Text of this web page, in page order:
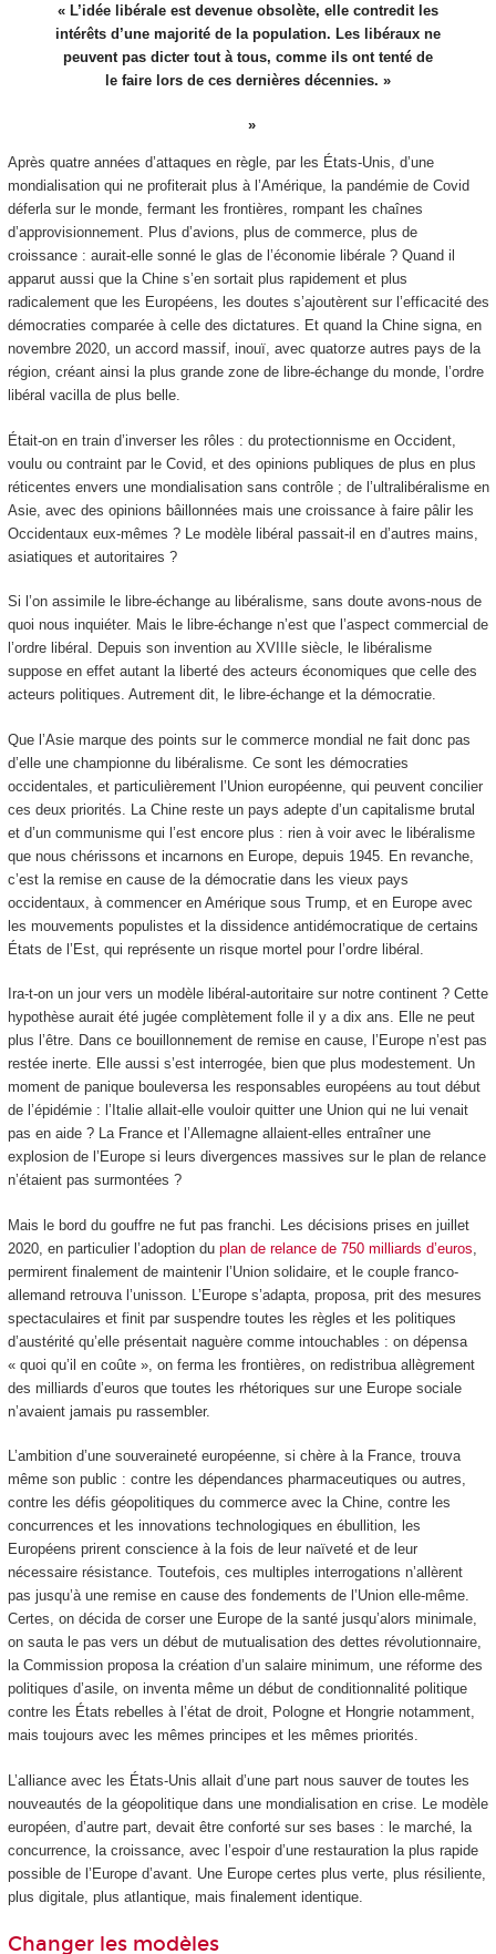
« L’idée libérale est devenue obsolète, elle contredit les
intérêts d’une majorité de la population. Les libéraux ne
peuvent pas dicter tout à tous, comme ils ont tenté de
le faire lors de ces dernières décennies. »
Après quatre années d’attaques en règle, par les États-Unis, d’une
mondialisation qui ne profiterait plus à l’Amérique, la pandémie de Covid
déferla sur le monde, fermant les frontières, rompant les chaînes
d’approvisionnement. Plus d’avions, plus de commerce, plus de
croissance : aurait-elle sonné le glas de l’économie libérale ? Quand il
apparut aussi que la Chine s’en sortait plus rapidement et plus
radicalement que les Européens, les doutes s’ajoutèrent sur l’efficacité des
démocraties comparée à celle des dictatures. Et quand la Chine signa, en
novembre 2020, un accord massif, inouï, avec quatorze autres pays de la
région, créant ainsi la plus grande zone de libre-échange du monde, l’ordre
libéral vacilla de plus belle.
Était-on en train d’inverser les rôles : du protectionnisme en Occident,
voulu ou contraint par le Covid, et des opinions publiques de plus en plus
réticentes envers une mondialisation sans contrôle ; de l’ultralibéralisme en
Asie, avec des opinions bâillonnées mais une croissance à faire pâlir les
Occidentaux eux-mêmes ? Le modèle libéral passait-il en d’autres mains,
asiatiques et autoritaires ?
Si l’on assimile le libre-échange au libéralisme, sans doute avons-nous de
quoi nous inquiéter. Mais le libre-échange n’est que l’aspect commercial de
l’ordre libéral. Depuis son invention au XVIII esiècle, le libéralisme
suppose en effet autant la liberté des acteurs économiques que celle des
acteurs politiques. Autrement dit, le libre-échange et la démocratie.
Que l’Asie marque des points sur le commerce mondial ne fait donc pas
d’elle une championne du libéralisme. Ce sont les démocraties
occidentales, et particulièrement l’Union européenne, qui peuvent concilier
ces deux priorités. La Chine reste un pays adepte d’un capitalisme brutal
et d’un communisme qui l’est encore plus : rien à voir avec le libéralisme
que nous chérissons et incarnons en Europe, depuis 1945. En revanche,
c’est la remise en cause de la démocratie dans les vieux pays
occidentaux, à commencer en Amérique sous Trump, et en Europe avec
les mouvements populistes et la dissidence antidémocratique de certains
États de l’Est, qui représente un risque mortel pour l’ordre libéral.
Ira-t-on un jour vers un modèle libéral-autoritaire sur notre continent ? Cette
hypothèse aurait été jugée complètement folle il y a dix ans. Elle ne peut
plus l’être. Dans ce bouillonnement de remise en cause, l’Europe n’est pas
restée inerte. Elle aussi s’est interrogée, bien que plus modestement. Un
moment de panique bouleversa les responsables européens au tout début
de l’épidémie : l’Italie allait-elle vouloir quitter une Union qui ne lui venait
pas en aide ? La France et l’Allemagne allaient-elles entraîner une
explosion de l’Europe si leurs divergences massives sur le plan de relance
n’étaient pas surmontées ?
Mais le bord du gouffre ne fut pas franchi. Les décisions prises en juillet
2020, en particulier l’adoption du plan de relance de 750 milliards d’euros
permirent finalement de maintenir l’Union solidaire, et le couple franco-
allemand retrouva l’unisson. L’Europe s’adapta, proposa, prit des mesures
spectaculaires et finit par suspendre toutes les règles et les politiques
d’austérité qu’elle présentait naguère comme intouchables : on dépensa
« quoi qu’il en coûte », on ferma les frontières, on redistribua allègrement
des milliards d’euros que toutes les rhétoriques sur une Europe sociale
n’avaient jamais pu rassembler.
L’ambition d’une souveraineté européenne, si chère à la France, trouva
même son public : contre les dépendances pharmaceutiques ou autres,
contre les défis géopolitiques du commerce avec la Chine, contre les
concurrences et les innovations technologiques en ébullition, les
Européens prirent conscience à la fois de leur naïveté et de leur
nécessaire résistance. Toutefois, ces multiples interrogations n’allèrent
pas jusqu’à une remise en cause des fondements de l’Union elle-même.
Certes, on décida de corser une Europe de la santé jusqu’alors minimale,
on sauta le pas vers un début de mutualisation des dettes révolutionnaire,
la Commission proposa la création d’un salaire minimum, une réforme des
politiques d’asile, on inventa même un début de conditionnalité politique
contre les États rebelles à l’état de droit, Pologne et Hongrie notamment,
mais toujours avec les mêmes principes et les mêmes priorités.
L’alliance avec les États-Unis allait d’une part nous sauver de toutes les
nouveautés de la géopolitique dans une mondialisation en crise. Le modèle
européen, d’autre part, devait être conforté sur ses bases : le marché, la
concurrence, la croissance, avec l’espoir d’une restauration la plus rapide
possible de l’Europe d’avant. Une Europe certes plus verte, plus résiliente,
plus digitale, plus atlantique, mais finalement identique.
Changer les modèles